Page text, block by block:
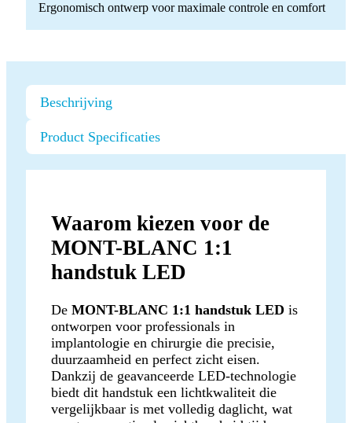
Ergonomisch ontwerp voor maximale controle en comfort
Beschrijving
Product Specificaties
Waarom kiezen voor de
MONT-BLANC 1:1
handstuk LED
De MONT-BLANC 1:1 handstuk LED is
ontworpen voor professionals in
implantologie en chirurgie die precisie,
duurzaamheid en perfect zicht eisen.
Dankzij de geavanceerde LED-technologie
biedt dit handstuk een lichtkwaliteit die
vergelijkbaar is met volledig daglicht, wat